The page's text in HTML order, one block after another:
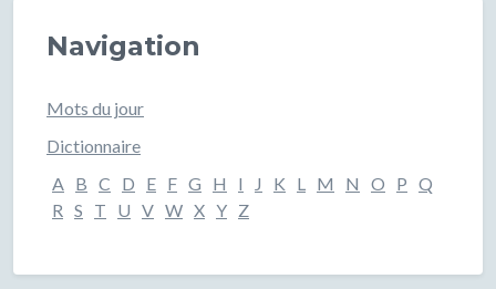
Navigation
Mots du jour
Dictionnaire
A B C D E F G H I J K L M N O P Q
R S T U V W X Y Z